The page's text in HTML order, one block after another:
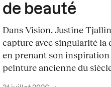
de beauté
Dans Vision, Justine
capture avec singularité la
en prenant son inspiration
peinture ancienne du